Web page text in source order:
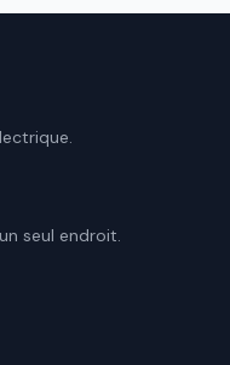
seul endroit.